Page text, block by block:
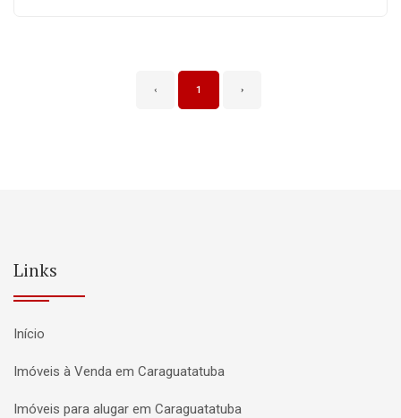
‹ 1 ›
Links
Início
Imóveis à Venda em Caraguatatuba
Imóveis para alugar em Caraguatatuba